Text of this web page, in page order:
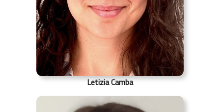
Letizia Camba